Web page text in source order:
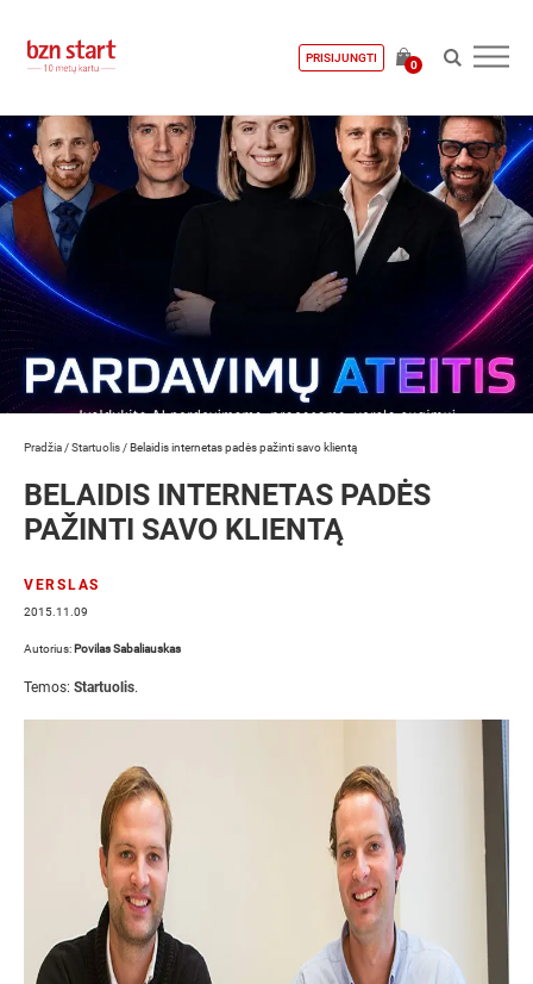
PRISIJUNGTI
0
Pradžia /Startuolis /Belaidis internetas padės pažinti savo klientą
BELAIDIS INTERNETAS PADĖS
PAŽINTI SAVO KLIENTĄ
VERSLAS
2015.11.09
Autorius: Povilas Sabaliauskas
Temos: Startuolis.